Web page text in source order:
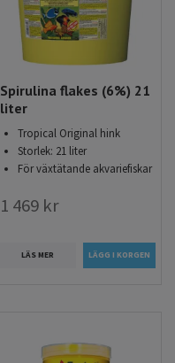
Spirulina flakes (6%) 21
liter
Tropical Original hink
Storlek: 21 liter
För växtätande akvariefiskar
1 469 kr
LÄS MER